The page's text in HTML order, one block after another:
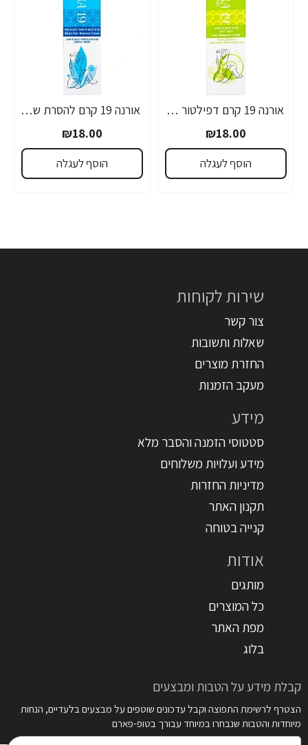
אורנה 19 קרם דפילטור לעור רגיש 80 גרם
₪18.00
הוסף לעגלה
אורנה 19 קרם להסרת שיער לקו הביקיני 90 מ"ל
₪18.00
הוסף לעגלה
שירות לקוחות
צור קשר
שאלות ותשובות
החזרת מוצרים
מעקב הזמנות
מידע
סטטוסי הזמנה והסבר מלא
מידע ועלויות משלוחים
מדיניות החזרות
תקנון האתר
קנייה בטוחה
אודות
מותגים
כל המוצרים
מפת האתר
בלוג
קבלת מידע על הטבות ומבצעים
הצטרף לרשימת התפוצה וקבל עדכונים שוטפים על מבצעים בלעדיים, הנחות
מיוחדות והטבות שנבחרו במיוחד עבורך בטופ-פארם